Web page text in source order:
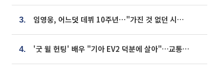
3. 임영웅, 어느덧 데뷔 10주년⋯"가진 것 없던 시절, 내 앞엔 20명의 팬뿐"
4. '굿 윌 헌팅' 배우 "기아 EV2 덕분에 살아"…교통사고 후 안전성 극찬